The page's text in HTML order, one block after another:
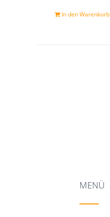
In den Warenkorb
MENÜ